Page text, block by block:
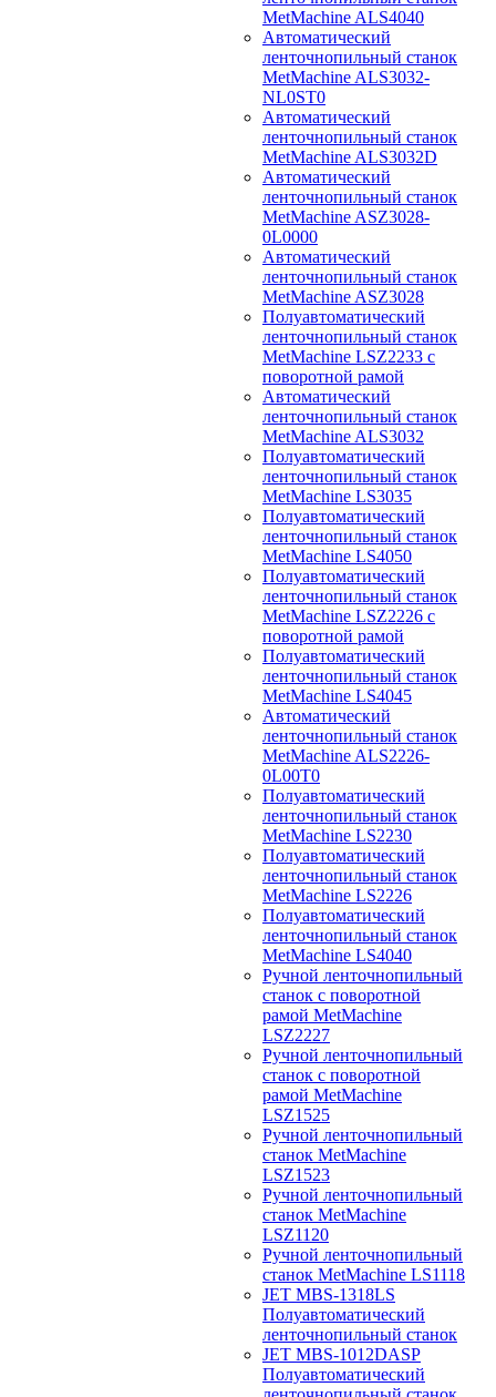
MetMachine ALS4040
Автоматический
ленточнопильный станок
MetMachine ALS3032-
NL0ST0
Автоматический
ленточнопильный станок
MetMachine ALS3032D
Автоматический
ленточнопильный станок
MetMachine ASZ3028-
0L0000
Автоматический
ленточнопильный станок
MetMachine ASZ3028
Полуавтоматический
ленточнопильный станок
MetMachine LSZ2233 с
поворотной рамой
Автоматический
ленточнопильный станок
MetMachine ALS3032
Полуавтоматический
ленточнопильный станок
MetMachine LS3035
Полуавтоматический
ленточнопильный станок
MetMachine LS4050
Полуавтоматический
ленточнопильный станок
MetMachine LSZ2226 с
поворотной рамой
Полуавтоматический
ленточнопильный станок
MetMachine LS4045
Автоматический
ленточнопильный станок
MetMachine ALS2226-
0L00T0
Полуавтоматический
ленточнопильный станок
MetMachine LS2230
Полуавтоматический
ленточнопильный станок
MetMachine LS2226
Полуавтоматический
ленточнопильный станок
MetMachine LS4040
Ручной ленточнопильный
станок с поворотной
рамой MetMachine
LSZ2227
Ручной ленточнопильный
станок с поворотной
рамой MetMachine
LSZ1525
Ручной ленточнопильный
станок MetMachine
LSZ1523
Ручной ленточнопильный
станок MetMachine
LSZ1120
Ручной ленточнопильный
станок MetMachine LS1118
JET MBS-1318LS
Полуавтоматический
ленточнопильный станок
JET MBS-1012DASP
Полуавтоматический